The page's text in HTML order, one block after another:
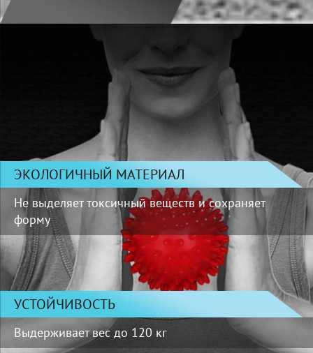
ЭКОЛОГИЧНЫЙ МАТЕРИАЛ
Не выделяет токсичный веществ и сохраняет
форму
УСТОЙЧИВОСТЬ
Выдерживает вес до 120 кг